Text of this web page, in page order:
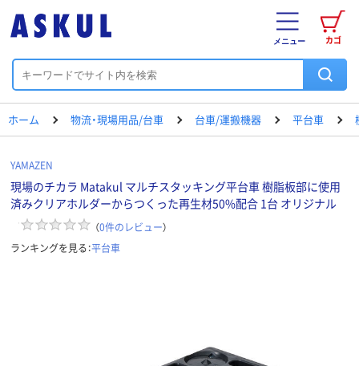
カゴ
メニュー
ホーム 物流・現場用品/台車 台車/運搬機器 平台車
YAMAZEN
現場のチカラ Matakul マルチスタッキング平台車 樹脂板部に使用
済みクリアホルダーからつくった再生材50%配合 1台 オリジナル
（0件のレビュー）
ランキングを見る：平台車